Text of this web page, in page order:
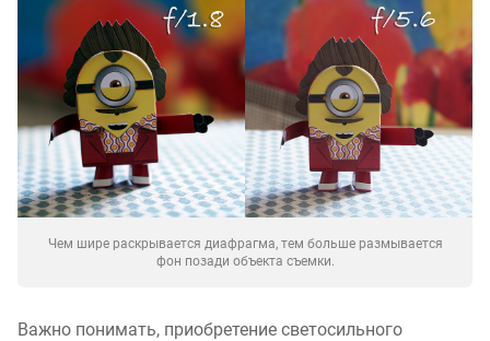
Чем шире раскрывается диафрагма, тем больше размывается
фон позади объекта съемки.
Важно понимать, приобретение светосильного